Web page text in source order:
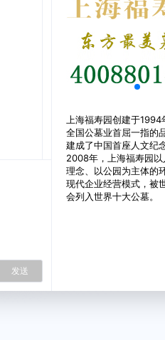
发送
上海福寿园创建于
全国公墓业首屈一指的
建成了中国首座人文纪
2008年，上海福寿园以
理念、以公园为主体的
现代企业经营模式，被
会列入世界十大公墓。